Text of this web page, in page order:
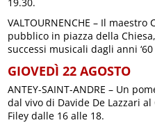
19.30.
VALTOURNENCHE – Il
pubblico in piazza della
successi musicali dagli anni
GIOVEDÌ 22 AGOSTO
ANTEY-SAINT-ANDRE – Un
dal vivo di Davide De Lazzari
Filey dalle 16 alle 18.